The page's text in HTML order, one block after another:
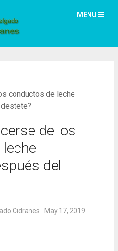
MENU
conductos de leche
de los
del
Cidranes May 17, 2019